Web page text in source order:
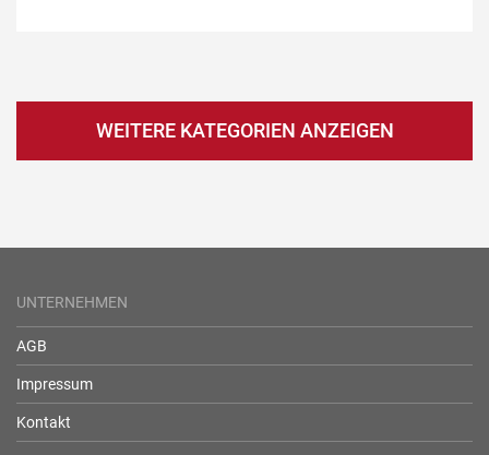
WEITERE KATEGORIEN ANZEIGEN
UNTERNEHMEN
AGB
Impressum
Kontakt